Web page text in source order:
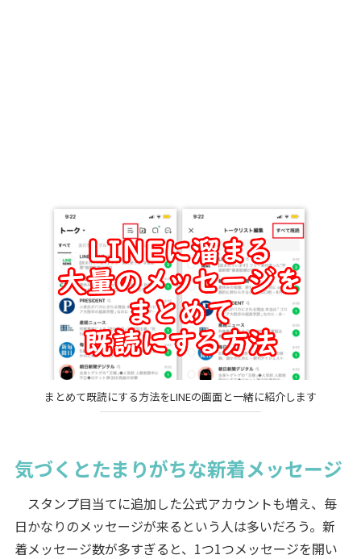
まとめて既読にする方法をLINEの画面と一緒に紹介します
気づくとたまりがちな新着メッセージ
スタンプ目当てに追加した公式アカウントも増え、毎
日かなりのメッセージが来るという人は多いだろう。新
着メッセージ数が多すぎると、1つ1つメッセージを開い